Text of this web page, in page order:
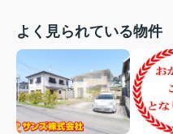
よく見られている物件